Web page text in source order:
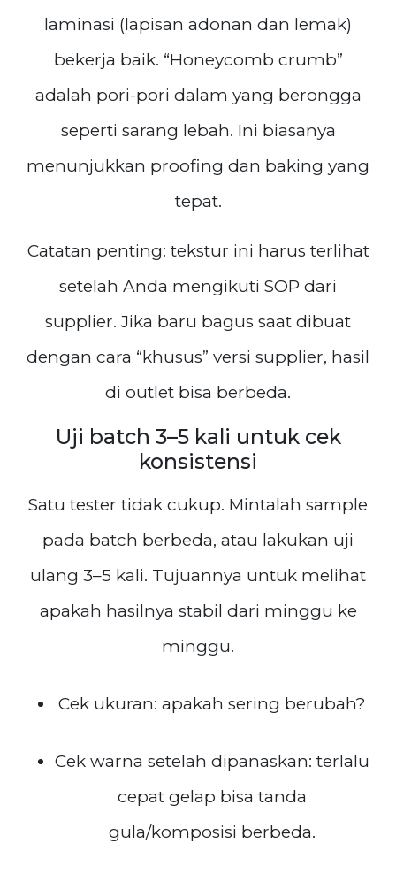
laminasi (lapisan adonan dan lemak)
bekerja baik. “Honeycomb crumb”
adalah pori-pori dalam yang berongga
seperti sarang lebah. Ini biasanya
menunjukkan proofing dan baking yang
tepat.
Catatan penting: tekstur ini harus terlihat
setelah Anda mengikuti SOP dari
supplier. Jika baru bagus saat dibuat
dengan cara “khusus” versi supplier, hasil
di outlet bisa berbeda.
Uji batch 3–5 kali untuk cek
konsistensi
Satu tester tidak cukup. Mintalah sample
pada batch berbeda, atau lakukan uji
ulang 3–5 kali. Tujuannya untuk melihat
apakah hasilnya stabil dari minggu ke
minggu.
Cek ukuran: apakah sering berubah?
Cek warna setelah dipanaskan: terlalu
cepat gelap bisa tanda
gula/komposisi berbeda.